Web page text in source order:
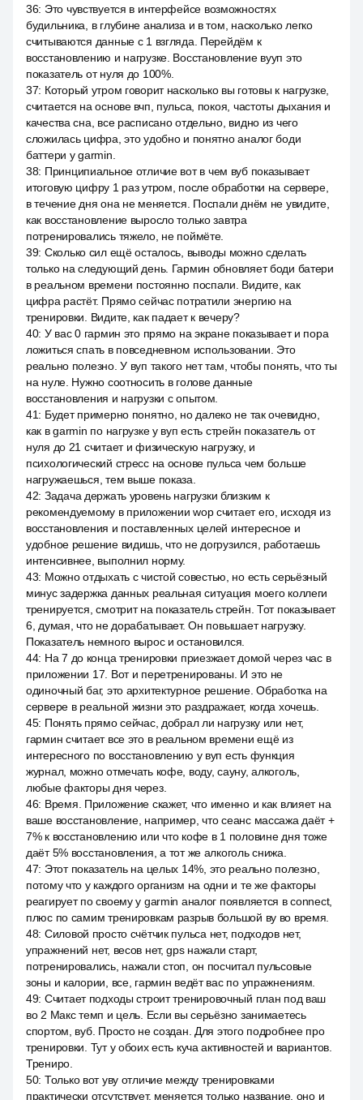
36: Это чувствуется в интерфейсе возможностях
будильника, в глубине анализа и в том, насколько легко
считываются данные с 1 взгляда. Перейдём к
восстановлению и нагрузке. Восстановление вууп это
показатель от нуля до 100%.
37: Который утром говорит насколько вы готовы к нагрузке,
считается на основе вчп, пульса, покоя, частоты дыхания и
качества сна, все расписано отдельно, видно из чего
сложилась цифра, это удобно и понятно аналог боди
баттери у garmin.
38: Принципиальное отличие вот в чем вуб показывает
итоговую цифру 1 раз утром, после обработки на сервере,
в течение дня она не меняется. Поспали днём не увидите,
как восстановление выросло только завтра
потренировались тяжело, не поймёте.
39: Сколько сил ещё осталось, выводы можно сделать
только на следующий день. Гармин обновляет боди батери
в реальном времени постоянно поспали. Видите, как
цифра растёт. Прямо сейчас потратили энергию на
тренировки. Видите, как падает к вечеру?
40: У вас 0 гармин это прямо на экране показывает и пора
ложиться спать в повседневном использовании. Это
реально полезно. У вуп такого нет там, чтобы понять, что ты
на нуле. Нужно соотносить в голове данные
восстановления и нагрузки с опытом.
41: Будет примерно понятно, но далеко не так очевидно,
как в garmin по нагрузке у вуп есть стрейн показатель от
нуля до 21 считает и физическую нагрузку, и
психологический стресс на основе пульса чем больше
нагружаешься, тем выше показа.
42: Задача держать уровень нагрузки близким к
рекомендуемому в приложении wop считает его, исходя из
восстановления и поставленных целей интересное и
удобное решение видишь, что не догрузился, работаешь
интенсивнее, выполнил норму.
43: Можно отдыхать с чистой совестью, но есть серьёзный
минус задержка данных реальная ситуация моего коллеги
тренируется, смотрит на показатель стрейн. Тот показывает
6, думая, что не дорабатывает. Он повышает нагрузку.
Показатель немного вырос и остановился.
44: На 7 до конца тренировки приезжает домой через час в
приложении 17. Вот и перетренированы. И это не
одиночный баг, это архитектурное решение. Обработка на
сервере в реальной жизни это раздражает, когда хочешь.
45: Понять прямо сейчас, добрал ли нагрузку или нет,
гармин считает все это в реальном времени ещё из
интересного по восстановлению у вуп есть функция
журнал, можно отмечать кофе, воду, сауну, алкоголь,
любые факторы дня через.
46: Время. Приложение скажет, что именно и как влияет на
ваше восстановление, например, что сеанс массажа даёт +
7% к восстановлению или что кофе в 1 половине дня тоже
даёт 5% восстановления, а тот же алкоголь снижа.
47: Этот показатель на целых 14%, это реально полезно,
потому что у каждого организм на одни и те же факторы
реагирует по своему у garmin аналог появляется в connect,
плюс по самим тренировкам разрыв большой ву во время.
48: Силовой просто счётчик пульса нет, подходов нет,
упражнений нет, весов нет, gps нажали старт,
потренировались, нажали стоп, он посчитал пульсовые
зоны и калории, все, гармин ведёт вас по упражнениям.
49: Считает подходы строит тренировочный план под ваш
во 2 Макс темп и цель. Если вы серьёзно занимаетесь
спортом, вуб. Просто не создан. Для этого подробнее про
тренировки. Тут у обоих есть куча активностей и вариантов.
Трениро.
50: Только вот уву отличие между тренировками
практически отсутствует, меняется только название, оно и